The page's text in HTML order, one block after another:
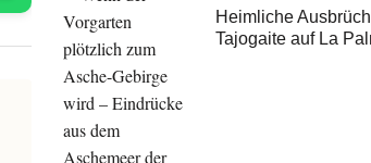
Heimliche
Tajogaite auf La